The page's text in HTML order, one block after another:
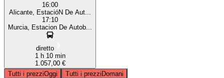
16:00
Alicante, EstacióN De Aut...
17:10
Murcia, Estacion De Autob...
diretto
1 h 10 min
1.057,00 €
Tutti i prezziOggi Tutti i prezziDomani